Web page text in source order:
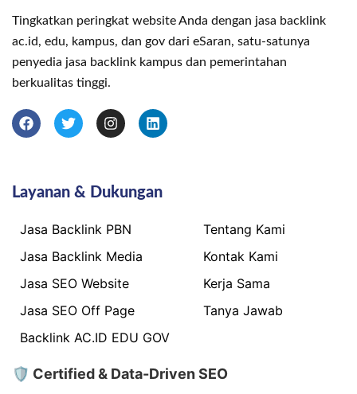
Tingkatkan peringkat website Anda dengan jasa backlink
ac.id, edu, kampus, dan gov dari eSaran, satu-satunya
penyedia jasa backlink kampus dan pemerintahan
berkualitas tinggi.
Layanan & Dukungan
Jasa Backlink PBN
Jasa Backlink Media
Jasa SEO Website
Jasa SEO Off Page
Backlink AC.ID EDU GOV
Tentang Kami
Kontak Kami
Kerja Sama
Tanya Jawab
🛡 Certified & Data-Driven SEO